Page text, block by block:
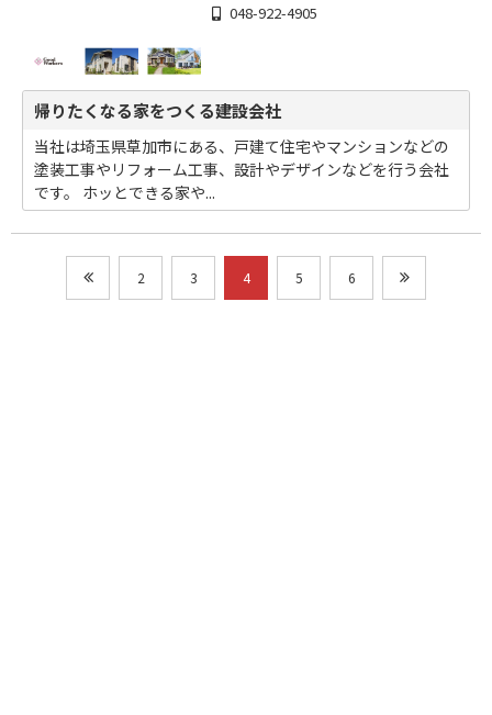
048-922-4905
帰りたくなる家をつくる建設会社
当社は埼玉県草加市にある、戸建て住宅やマンションなどの
塗装工事やリフォーム工事、設計やデザインなどを行う会社
です。 ホッとできる家や...
2 3 4 5 6